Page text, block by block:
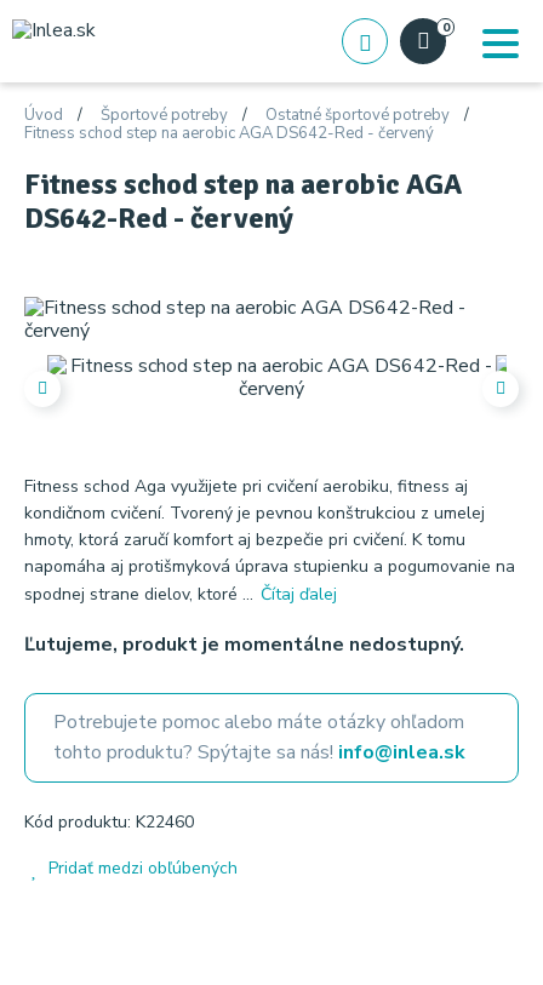
0
Úvod Športové potreby
Ostatné športové potreby
Fitness schod step na aerobic AGA DS642-Red - červený
Fitness schod step na aerobic AGA
DS642-Red - červený
Fitness schod Aga využijete pri cvičení aerobiku, fitness aj
kondičnom cvičení. Tvorený je pevnou konštrukciou z umelej
hmoty, ktorá zaručí komfort aj bezpečie pri cvičení. K tomu
napomáha aj protišmyková úprava stupienku a pogumovanie na
spodnej strane dielov, ktoré ... Čítaj ďalej
Ľutujeme, produkt je momentálne nedostupný.
Potrebujete pomoc alebo máte otázky ohľadom
tohto produktu? Spýtajte sa nás! info@inlea.sk
Kód produktu: K22460
Pridať medzi obľúbených